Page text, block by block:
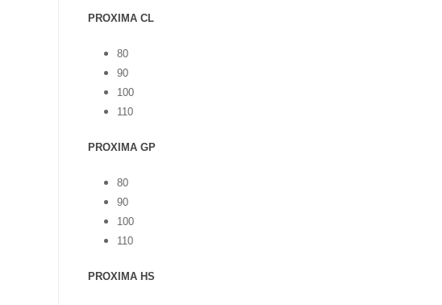
PROXIMA CL
80
90
100
110
PROXIMA GP
80
90
100
110
PROXIMA HS